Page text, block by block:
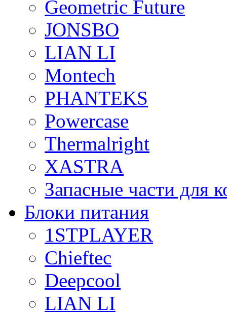
Geometric Future
JONSBO
LIAN LI
Montech
PHANTEKS
Powercase
Thermalright
XASTRA
Запасные части для
Блоки питания
1STPLAYER
Chieftec
Deepcool
LIAN LI